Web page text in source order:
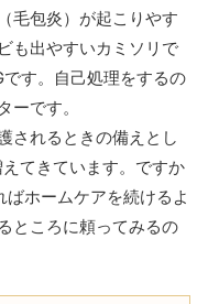
毛包炎）が起こりやす
も出やすいカミソリで
す。自己処理をするの
ーです。
されるときの備えとし
てきています。ですか
ホームケアを続けるよ
ところに頼ってみるの